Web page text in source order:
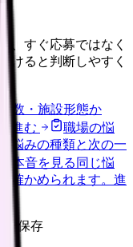
、すぐ応募ではなく
けると判断しやすく
数・施設形態か
進む
職場の悩
悩みの種類と次の一
本音を見る 同じ悩
確かめられます。 進
け保存